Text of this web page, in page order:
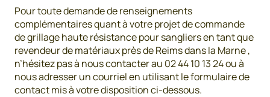
Pour toute demande de renseignements
complémentaires quant à votre projet de commande
de grillage haute résistance pour sangliers en tant que
revendeur de matériaux près de Reims dans la Marne ,
n’hésitez pas à nous contacter au 02 44 10 13 24 ou à
nous adresser un courriel en utilisant le formulaire de
contact mis à votre disposition ci-dessous.